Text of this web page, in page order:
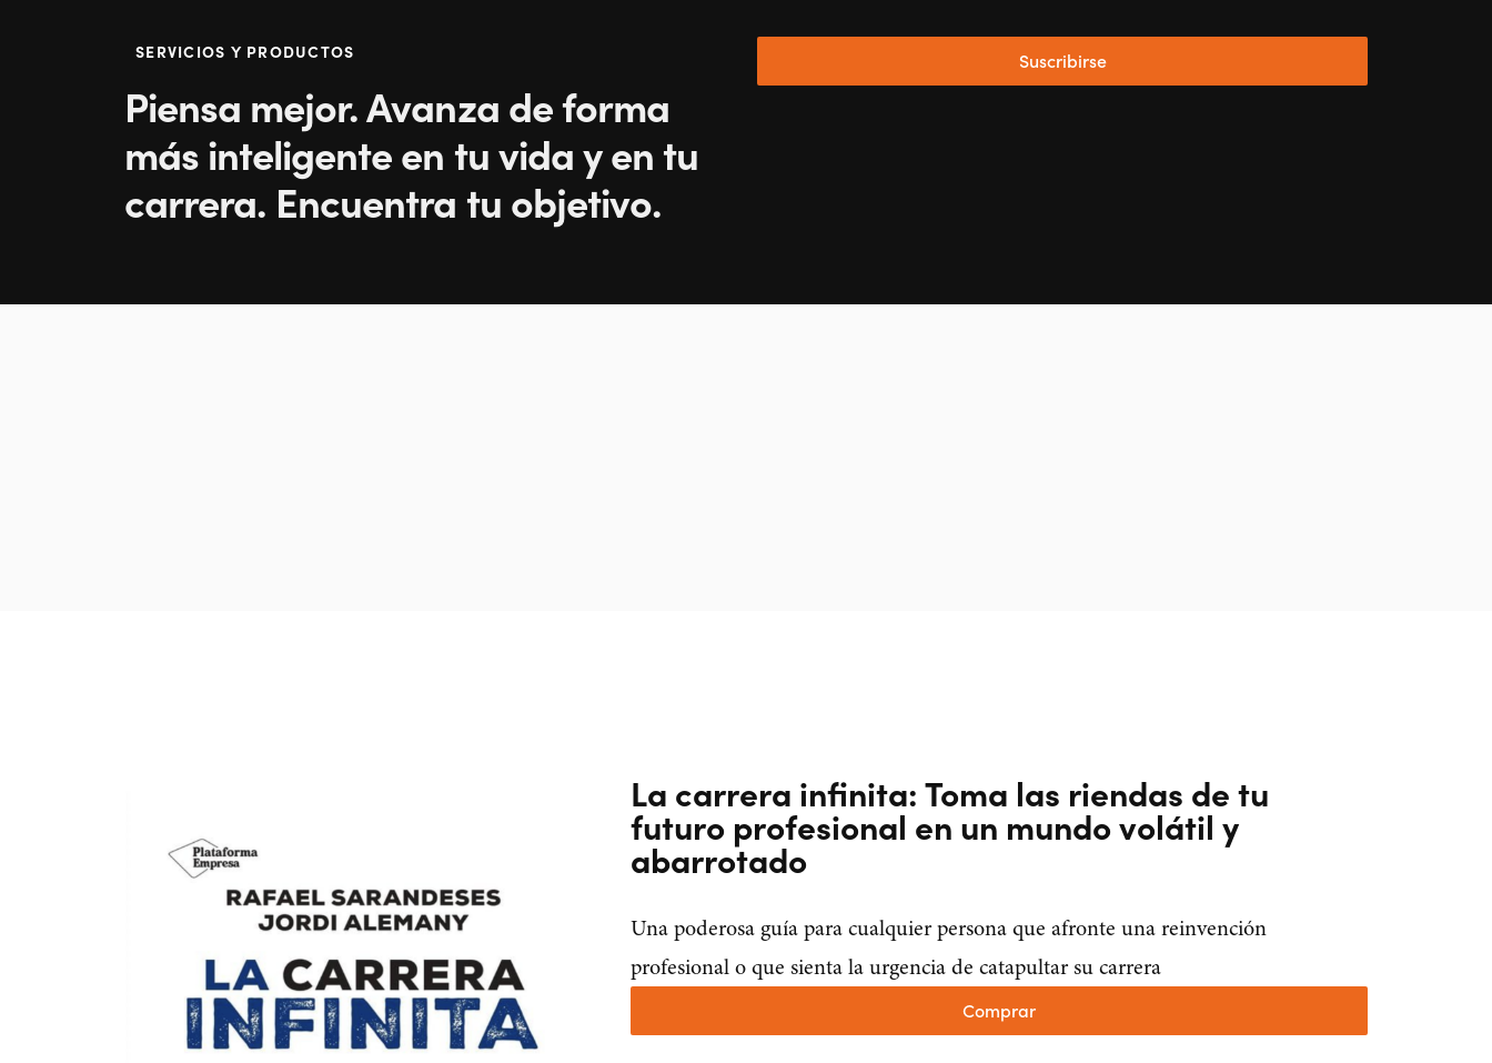
SERVICIOS Y PRODUCTOS
Piensa mejor. Avanza de forma
más inteligente en tu vida y en tu
carrera. Encuentra tu objetivo.
Suscribirse
La carrera infinita: Toma las riendas de tu
futuro profesional en un mundo volátil y
abarrotado
Una poderosa guía para cualquier persona que afronte una reinvención
profesional o que sienta la urgencia de catapultar su carrera
Comprar